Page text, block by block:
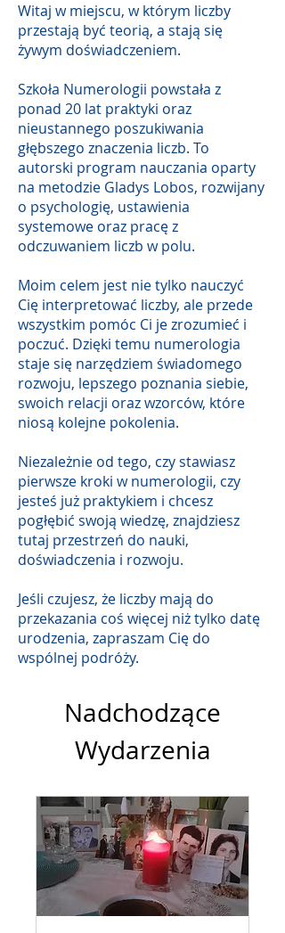
Witaj w miejscu, w którym liczby
przestają być teorią, a stają się
żywym doświadczeniem.
Szkoła Numerologii powstała z
ponad 20 lat praktyki oraz
nieustannego poszukiwania
głębszego znaczenia liczb. To
autorski program nauczania oparty
na metodzie Gladys Lobos, rozwijany
o psychologię, ustawienia
systemowe oraz pracę z
odczuwaniem liczb w polu.
Moim celem jest nie tylko nauczyć
Cię interpretować liczby, ale przede
wszystkim pomóc Ci je zrozumieć i
poczuć. Dzięki temu numerologia
staje się narzędziem świadomego
rozwoju, lepszego poznania siebie,
swoich relacji oraz wzorców, które
niosą kolejne pokolenia.
Niezależnie od tego, czy stawiasz
pierwsze kroki w numerologii, czy
jesteś już praktykiem i chcesz
pogłębić swoją wiedzę, znajdziesz
tutaj przestrzeń do nauki,
doświadczenia i rozwoju.
Jeśli czujesz, że liczby mają do
przekazania coś więcej niż tylko datę
urodzenia, zapraszam Cię do
wspólnej podróży.
Nadchodzące
Wydarzenia